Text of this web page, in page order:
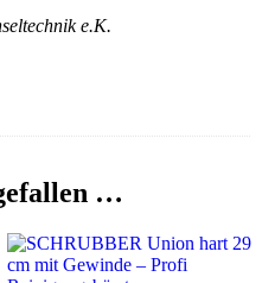
e.K.
…